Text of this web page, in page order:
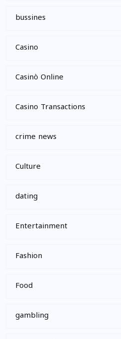
bussines
Casino
Casinò Online
Casino Transactions
crime news
Culture
dating
Entertainment
Fashion
Food
gambling